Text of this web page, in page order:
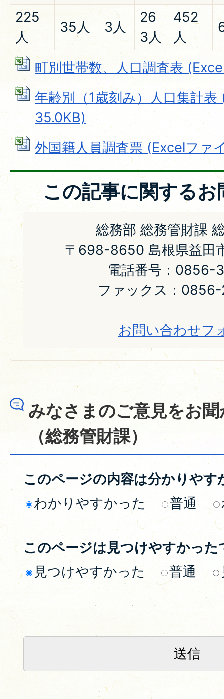
225
人
35人 3人
26
3人
452
人
町別世帯数、人口調査表
年齢別（1歳刻み）人口集計
35.0KB)
外国籍人員調査票 (Excelファ
この記事に関する
総務部 総務管財課
〒698-8650 島根県益田
電話番号：0856-
ファックス：
お問い合わせフ
みなさまのご意見をお
（総務管財課）
このページの内容は分かりやす
わかりやすかった
普通
このページは見つけやすかった
見つけやすかった
普通